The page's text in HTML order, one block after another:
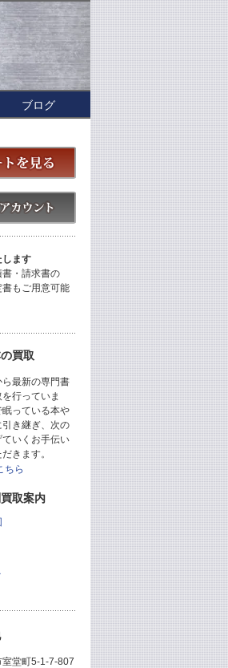
ブログ
します
・請求書の
もご用意可能
買取
最新の専門書
行っていま
っている本や
き継ぎ、次の
いくお手伝い
きます。
ちら
取案内
室堂町5-1-7-807